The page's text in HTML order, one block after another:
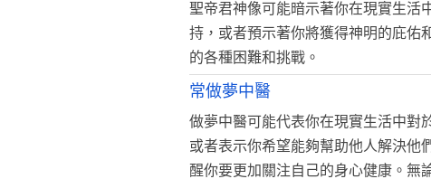
聖帝君神像可能暗示著你在現實生活
持，或者預示著你將獲得神明的庇佑
的各種困難和挑戰。
常做夢中醫
做夢中醫可能代表你在現實生活中對
或者表示你希望能夠幫助他人解決他
醒你要更加關注自己的身心健康。無